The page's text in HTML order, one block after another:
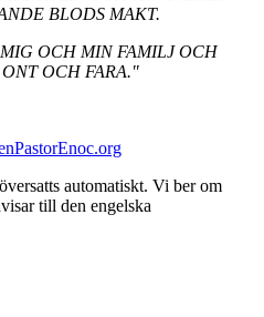
BLODS MAKT.
OCH MIN FAMILJ OCH
OCH FARA."
automatiskt. Vi ber om
till den engelska